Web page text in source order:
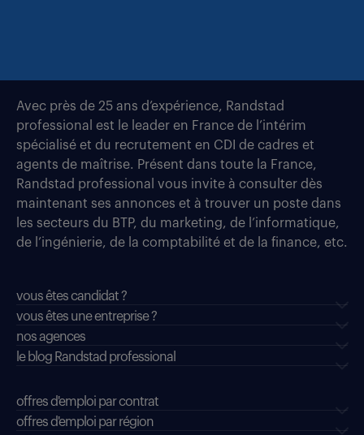
Avec près de 25 ans d’expérience, Randstad
professional est le leader en France de l’intérim
spécialisé et du recrutement en CDI de cadres et
agents de maîtrise. Présent dans toute la France,
Randstad professional vous invite à consulter dès
maintenant ses annonces et à trouver un poste dans
les secteurs du BTP, du marketing, de l’informatique,
de l’ingénierie, de la comptabilité et de la finance, etc.
vous êtes candidat ?
vous êtes une entreprise ?
nos agences
le blog Randstad professional
offres d'emploi par contrat
offres d'emploi par région